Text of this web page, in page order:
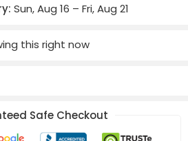
Sun, Aug 16 – Fri, Aug 21
this right now
Safe Checkout